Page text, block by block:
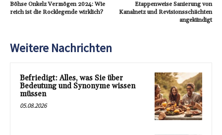
Böhse Onkelz Vermögen 2024: Wie
reich ist die Rocklegende wirklich?
Etappenweise Sanierung von
Kanalnetz und Revisionsschächten
angekündigt
Weitere Nachrichten
Befriedigt: Alles, was Sie über
Bedeutung und Synonyme wissen
müssen
05.08.2026